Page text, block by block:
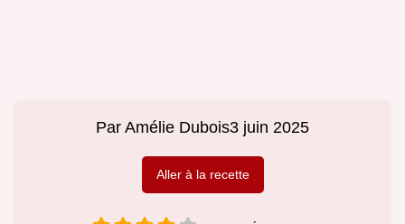
Par Amélie Dubois3 juin 2025
Aller à la recette